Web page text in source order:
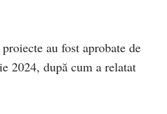
au fost aprobate de
2024, după cum a relatat